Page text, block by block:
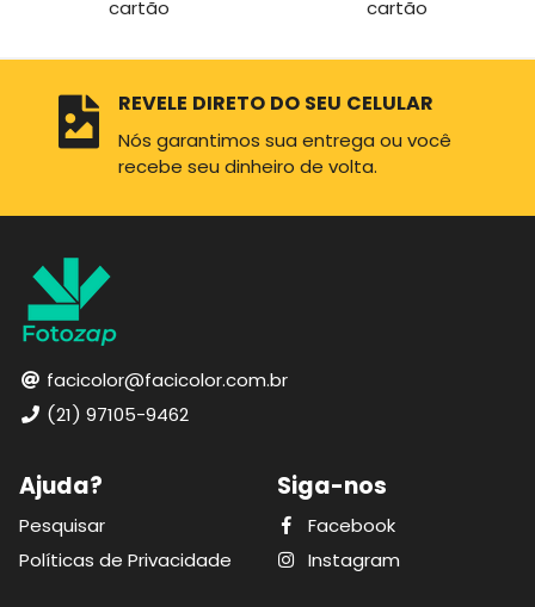
normal
cartão
normal
cartão
REVELE DIRETO DO SEU CELULAR
Nós garantimos sua entrega ou você
recebe seu dinheiro de volta.
facicolor@facicolor.com.br
(21) 97105-9462
Ajuda?
Pesquisar
Políticas de Privacidade
Siga-nos
Facebook
Instagram